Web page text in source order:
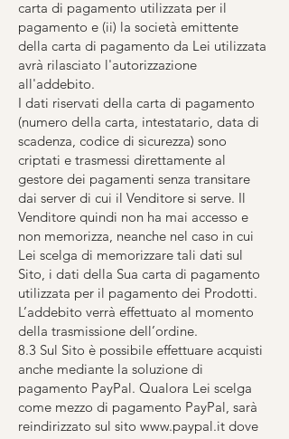
carta di pagamento utilizzata per il
pagamento e (ii) la società emittente
della carta di pagamento da Lei utilizzata
avrà rilasciato l'autorizzazione
all'addebito.
I dati riservati della carta di pagamento
(numero della carta, intestatario, data di
scadenza, codice di sicurezza) sono
criptati e trasmessi direttamente al
gestore dei pagamenti senza transitare
dai server di cui il Venditore si serve. Il
Venditore quindi non ha mai accesso e
non memorizza, neanche nel caso in cui
Lei scelga di memorizzare tali dati sul
Sito, i dati della Sua carta di pagamento
utilizzata per il pagamento dei Prodotti.
L’addebito verrà effettuato al momento
della trasmissione dell’ordine.
8.3 Sul Sito è possibile effettuare acquisti
anche mediante la soluzione di
pagamento PayPal. Qualora Lei scelga
come mezzo di pagamento PayPal, sarà
reindirizzato sul sito www.paypal.it dove